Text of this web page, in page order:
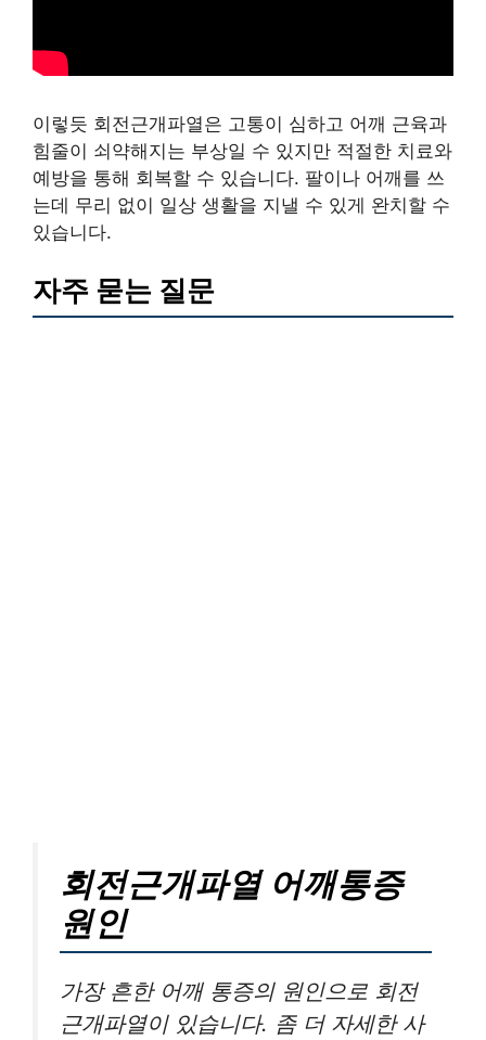
이렇듯 회전근개파열은 고통이 심하고 어깨 근육과
힘줄이 쇠약해지는 부상일 수 있지만 적절한 치료와
예방을 통해 회복할 수 있습니다. 팔이나 어깨를 쓰
는데 무리 없이 일상 생활을 지낼 수 있게 완치할 수
있습니다.
자주 묻는 질문
회전근개파열 어깨통증
원인
가장 흔한 어깨 통증의 원인으로 회전
근개파열이 있습니다. 좀 더 자세한 사